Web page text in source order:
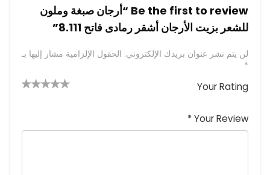
Be the first to review “أرجان صبغة وملون
للشعر بزيت الأرجان أشقر رمادى فاتح 8.111”
لن يتم نشر عنوان بريدك الإلكتروني. الحقول الإلزامية مشار إليها بـ
*
Your Rating
ن
أصلنجومنجوم
Your Review
*